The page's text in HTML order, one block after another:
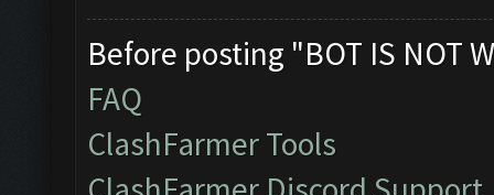
Before posting "BOT IS NOT
FAQ
ClashFarmer Tools